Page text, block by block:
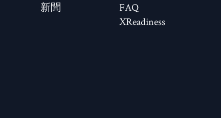
FAQ
XReadiness
新聞